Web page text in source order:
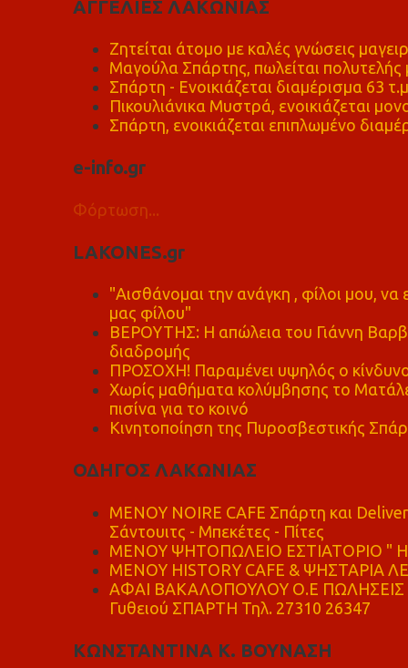
ΑΓΓΕΛΙΕΣ ΛΑΚΩΝΙΑΣ
Ζητείται άτομο με καλές γνώσεις
Μαγούλα Σπάρτης, πωλείται πολυτελής
Σπάρτη - Ενοικιάζεται διαμέρισμα 63 τ.μ
Πικουλιάνικα Μυστρά, ενοικιάζεται
Σπάρτη, ενοικιάζεται επιπλωμένο
e-info.gr
Φόρτωση...
LAKONES.gr
"Αισθάνομαι την ανάγκη , φίλοι μου,
μας φίλου"
ΒΕΡΟΥΤΗΣ: Η απώλεια του Γιάννη
διαδρομής
ΠΡΟΣΟΧΗ! Παραμένει υψηλός ο
Χωρίς μαθήματα κολύμβησης το
πισίνα για το κοινό
Κινητοποίηση της Πυροσβεστικής
ΟΔΗΓΟΣ ΛΑΚΩΝΙΑΣ
MENOY NOIRE CAFE Σπάρτη και
Σάντουιτς - Μπεκέτες - Πίτες
ΜΕΝΟΥ ΨΗΤΟΠΩΛΕΙΟ ΕΣΤΙΑΤΟΡΙΟ "
ΜΕΝΟΥ HISTORY CAFE & ΨΗΣΤΑΡΙΑ
ΑΦΑΙ ΒΑΚΑΛΟΠΟΥΛΟΥ Ο.Ε ΠΩΛΗΣΕΙΣ
Γυθειού ΣΠΑΡΤΗ Τηλ. 27310 26347
ΚΩΝΣΤΑΝΤΙΝΑ Κ. ΒΟΥΝΑΣΗ